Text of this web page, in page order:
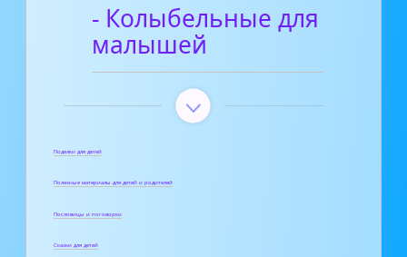
- Колыбельные для
малышей
Поделки для детей
Полезные материалы для детей и родителей
Пословицы и поговорки
Сказки для детей